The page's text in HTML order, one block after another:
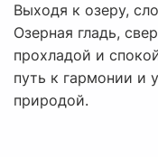
Выходя к озеру,
Озерная гладь,
прохладой и
путь к гармонии и
природой.